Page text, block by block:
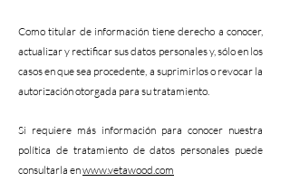
Como titular de información tiene derecho a conocer,
actualizar y rectificar sus datos personales y, sólo en los
casos en que sea procedente, a suprimirlos o revocar la
autorización otorgada para su tratamiento.
Si requiere más información para conocer nuestra
política de tratamiento de datos personales puede
consultarla enwww.vetawood.com